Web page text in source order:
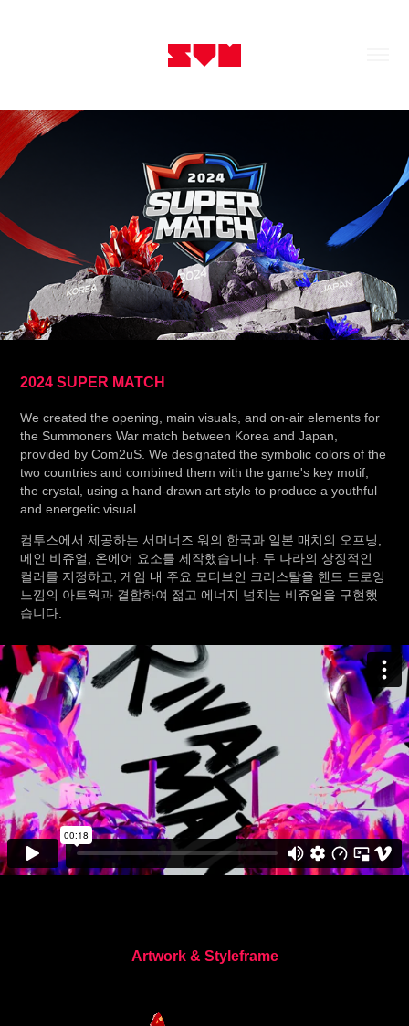
2024 SUPER MATCH
We created the opening, main visuals, and on-air elements for
the Summoners War match between Korea and Japan,
provided by Com2uS. We designated the symbolic colors of the
two countries and combined them with the game's key motif,
the crystal, using a hand-drawn art style to produce a youthful
and energetic visual.
컴투스에서 제공하는 서머너즈 워의 한국과 일본 매치의 오프닝,
메인 비쥬얼, 온에어 요소를 제작했습니다. 두 나라의 상징적인
컬러를 지정하고, 게임 내 주요 모티브인 크리스탈을 핸드 드로잉
느낌의 아트웍과 결합하여 젊고 에너지 넘치는 비쥬얼을 구현했
습니다.
Artwork & Styleframe